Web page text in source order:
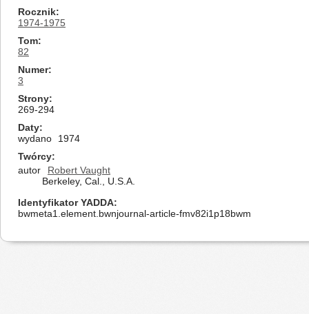
Rocznik
1974-1975
Tom
82
Numer
3
Strony
269-294
Daty
wydano
1974
Twórcy
autor
Robert Vaught
Berkeley, Cal., U.S.A.
Identyfikator YADDA
bwmeta1.element.bwnjournal-article-fmv82i1p18bwm